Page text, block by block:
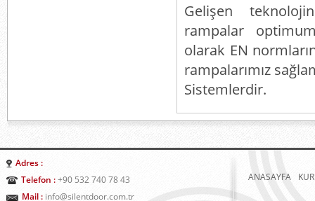
Gelişen
rampalar
olarak EN
rampalarımız
Sistemlerdir.
Adres :
Telefon :+90 532 740 78 43
Mail : info@silentdoor.com.tr
ANASAYFA